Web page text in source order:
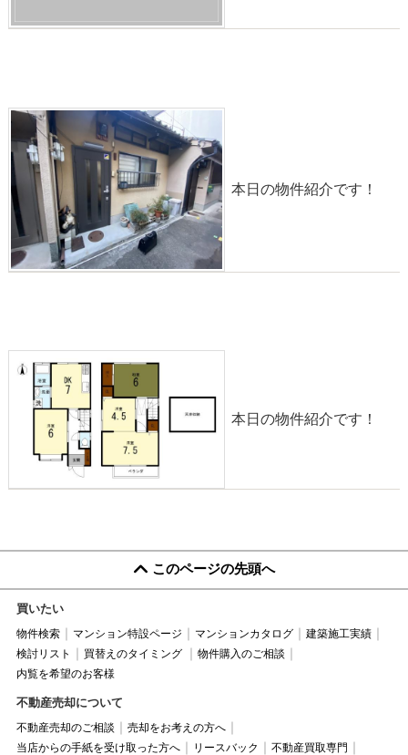
本日の物件紹介です！
本日の物件紹介です！
このページの先頭へ
買いたい
物件検索 マンション特設ページ マンションカタログ
建築施工実績
検討リスト
買替えのタイミング
物件購入のご相談
内覧を希望のお客様
不動産売却について
不動産売却のご相談
売却をお考えの方へ
当店からの手紙を受け取った方へ
リースバック
不動産買取専門